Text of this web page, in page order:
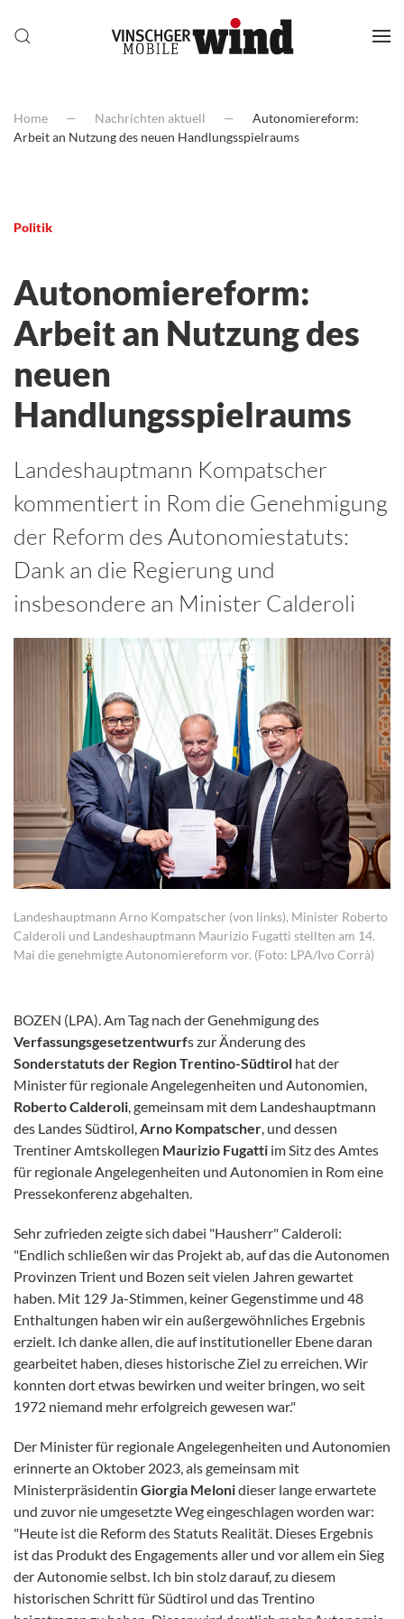
Home Nachrichten aktuell
Autonomiereform:
Arbeit an Nutzung des neuen Handlungsspielraums
Politik
Autonomiereform:
Arbeit an Nutzung des
neuen
Handlungsspielraums
Landeshauptmann Kompatscher
kommentiert in Rom die Genehmigung
der Reform des Autonomiestatuts:
Dank an die Regierung und
insbesondere an Minister Calderoli
Landeshauptmann Arno Kompatscher (von links), Minister Roberto
Calderoli und Landeshauptmann Maurizio Fugatti stellten am 14.
Mai die genehmigte Autonomiereform vor. (Foto: LPA/Ivo Corrà)
BOZEN (LPA). Am Tag nach der Genehmigung des
Verfassungsgesetzentwurfs zur Änderung des
Sonderstatuts der Region Trentino-Südtirol hat der
Minister für regionale Angelegenheiten und Autonomien,
Roberto Calderoli, gemeinsam mit dem Landeshauptmann
des Landes Südtirol,Arno Kompatscher, und dessen
Trentiner Amtskollegen Maurizio Fugatti im Sitz des Amtes
für regionale Angelegenheiten und Autonomien in Rom eine
Pressekonferenz abgehalten.
Sehr zufrieden zeigte sich dabei "Hausherr" Calderoli:
"Endlich schließen wir das Projekt ab, auf das die Autonomen
Provinzen Trient und Bozen seit vielen Jahren gewartet
haben. Mit 129 Ja-Stimmen, keiner Gegenstimme und 48
Enthaltungen haben wir ein außergewöhnliches Ergebnis
erzielt. Ich danke allen, die auf institutioneller Ebene daran
gearbeitet haben, dieses historische Ziel zu erreichen. Wir
konnten dort etwas bewirken und weiter bringen, wo seit
1972 niemand mehr erfolgreich gewesen war."
Der Minister für regionale Angelegenheiten und Autonomien
erinnerte an Oktober 2023, als gemeinsam mit
Ministerpräsidentin Giorgia Melonidieser lange erwartete
und zuvor nie umgesetzte Weg eingeschlagen worden war:
"Heute ist die Reform des Statuts Realität. Dieses Ergebnis
ist das Produkt des Engagements aller und vor allem ein Sieg
der Autonomie selbst. Ich bin stolz darauf, zu diesem
historischen Schritt für Südtirol und das Trentino